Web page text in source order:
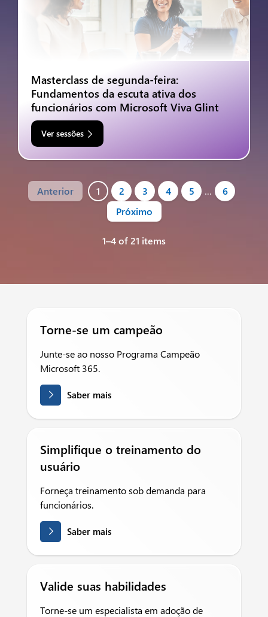
Masterclass de segunda-feira:
Fundamentos da escuta ativa dos
funcionários com Microsoft Viva Glint
Ver sessões
Anterior 1 2 3 4 5 …
6
Próximo
1–4 of 21 items
Torne-se um campeão
Junte-se ao nosso Programa Campeão
Microsoft 365.
Saber mais
Simplifique o treinamento do
usuário
Forneça treinamento sob demanda para
funcionários.
Saber mais
Valide suas habilidades
Torne-se um especialista em adoção de